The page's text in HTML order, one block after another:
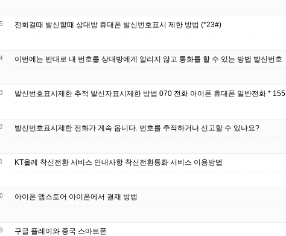
전화걸때 발신할때 상대방 휴대폰 발신번호표시 제한 방법 (*23#)
이번에는 반대로 내 번호를 상대방에게 알리지 않고 통화를 할 수 있는 방법 발신번호
발신번호표시제한 추적 발신자표시제한 방법 070 전화 아이폰 휴대폰 일반전화 * 155
발신번호표시제한 전화가 계속 옵니다. 번호를 추적하거나 신고할 수 있나요?
KT올레 착신전환 서비스 안내사항 착신전환통화 서비스 이용방법
아이폰 앱스토어 아이폰에서 결재 방법
구글 플레이와 중국 스마트폰